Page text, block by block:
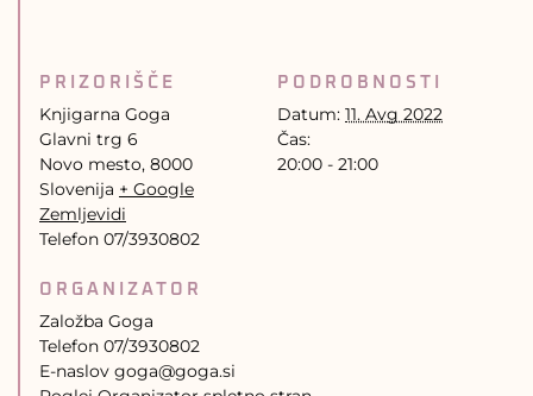
PODROBNOSTI
Datum: 11. Avg 2022
Čas:
20:00 - 21:00
PRIZORIŠČE
Knjigarna Goga
Glavni trg 6
Novo mesto, 8000
Slovenija + Google
Zemljevidi
Telefon 07/3930802
ORGANIZATOR
Založba Goga
Telefon 07/3930802
E-naslov goga@goga.si